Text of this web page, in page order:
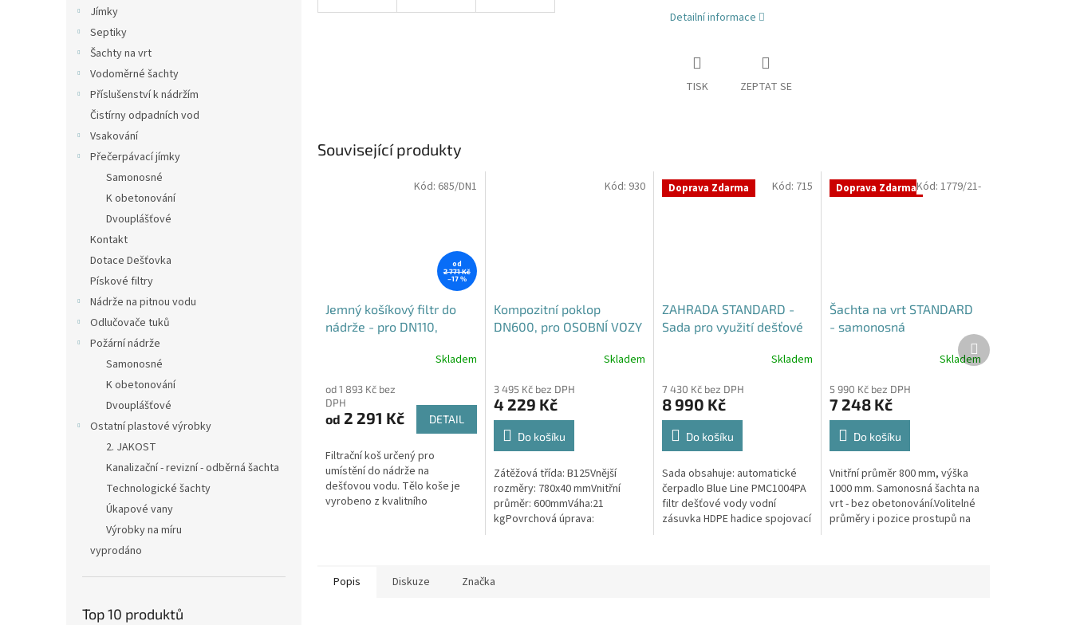
Jímky
Septiky
Šachty na vrt
Vodoměrné šachty
Příslušenství k nádržím
Čistírny odpadních vod
Vsakování
Přečerpávací jímky
Samonosné
K obetonování
Dvouplášťové
Kontakt
Dotace Dešťovka
Pískové filtry
Nádrže na pitnou vodu
Odlučovače tuků
Požární nádrže
Samonosné
K obetonování
Dvouplášťové
Ostatní plastové výrobky
2. JAKOST
Kanalizační - revizní - odběrná šachta
Technologické šachty
Úkapové vany
Výrobky na míru
vyprodáno
Top 10 produktů
Detailní informace
TISK ZEPTAT SE
Související produkty
od
2 771 Kč
–17 %
Jemný košíkový filtr do
nádrže - pro DN110,
produktu
je
4,6
5
hvězdiček.
Skladem
od 1 893 Kč bez
DPH
od 2 291 Kč DETAIL
Filtrační koš určený pro
umístění do nádrže na
dešťovou vodu. Tělo koše je
vyrobeno z kvalitního
Kód: 685/DN1
Kompozitní poklop
DN600, pro OSOBNÍ VOZY
Skladem
3 495 Kč bez DPH
4 229 Kč
Do košíku
Zátěžová třída: B125Vnější
rozměry: 780x40 mmVnitřní
průměr: 600mmVáha:21
kgPovrchová úprava:
Kód: 930 Doprava Zdarma
ZAHRADA STANDARD -
Sada pro využití dešťové
Skladem
7 430 Kč bez DPH
8 990 Kč
Do košíku
Sada obsahuje: automatické
čerpadlo Blue Line PMC1004PA
filtr dešťové vody vodní
zásuvka HDPE hadice spojovací
Kód: 715 Doprava Zdarma
Šachta na vrt STANDARD
- samonosná
produktu
je
4,3
5
hvězdiček.
Skladem
5 990 Kč bez DPH
7 248 Kč
Do košíku
Vnitřní průměr 800 mm, výška
1000 mm. Samonosná šachta na
vrt - bez obetonování.Volitelné
průměry i pozice prostupů na
Kód: 1779/21-
Další
produkt
Popis Diskuze Značka